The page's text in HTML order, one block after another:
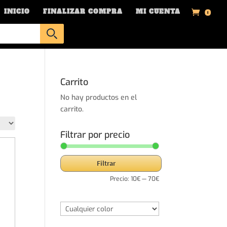
INICIO FINALIZAR COMPRA MI CUENTA 0
Carrito
No hay productos en el
carrito.
Filtrar por precio
Precio
mínimo
Precio
máximo
Filtrar
Precio: 10€—70€